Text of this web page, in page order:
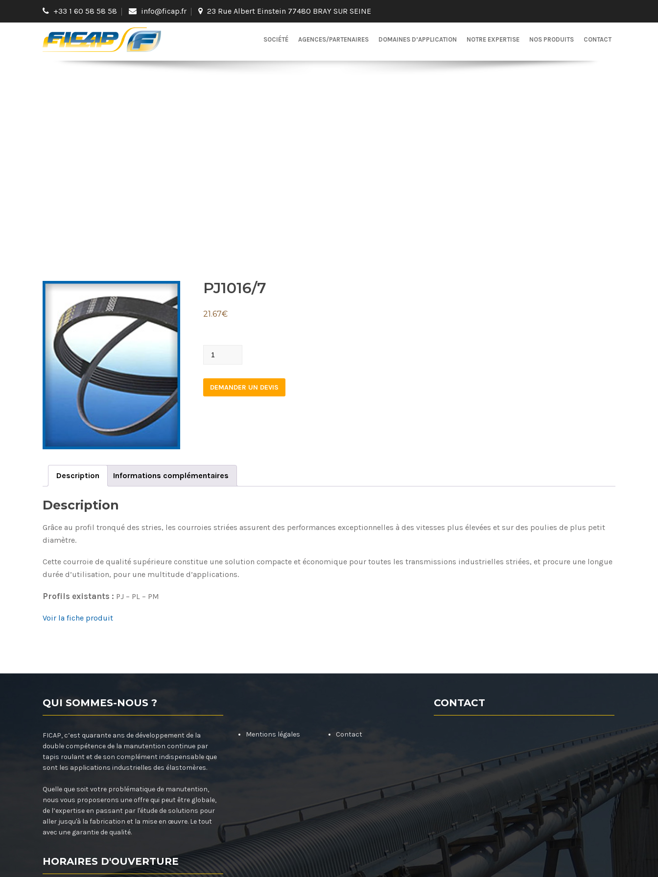
+33 1 60 58 58 58 info@ficap.fr 23 Rue Albert Einstein 77480 BRAY SUR SEINE
SOCIÉTÉ AGENCES/PARTENAIRES DOMAINES D’APPLICATION NOTRE EXPERTISE NOS PRODUITS CONTACT
PJ1016/7
21.67€
PJ1016/7
DEMANDER UN DEVIS
Description Informations complémentaires
Description
Grâce au profil tronqué des stries, les courroies striées assurent des performances exceptionnelles à des vitesses plus élevées et sur des poulies de plus petit
diamètre.
Cette courroie de qualité supérieure constitue une solution compacte et économique pour toutes les transmissions industrielles striées, et procure une longue
durée d’utilisation, pour une multitude d’applications.
Profils existants : PJ – PL – PM
Voir la fiche produit
QUI SOMMES-NOUS ?
FICAP, c’est quarante ans de développement de la
double compétence de la manutention continue par
tapis roulant et de son complément indispensable que
sont les applications industrielles des élastomères.
Quelle que soit votre problématique de manutention,
nous vous proposerons une offre qui peut être globale,
de l’expertise en passant par l'étude de solutions pour
aller jusqu'à la fabrication et la mise en œuvre. Le tout
avec une garantie de qualité.
HORAIRES D'OUVERTURE
Mentions légales Contact
CONTACT